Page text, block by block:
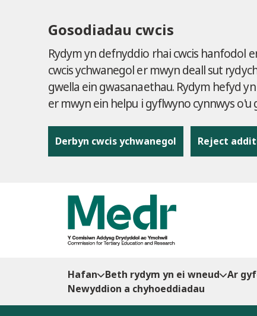
Gosodiadau cwcis
Rydym yn defnyddio rhai cwcis hanfodol
cwcis ychwanegol er mwyn deall sut
gwella ein gwasanaethau. Rydym hefyd
er mwyn ein helpu i gyflwyno cynnwys o'u
Derbyn cwcis ychwanegol Reject
Hafan Beth rydym yn ei wneud Ar
Newyddion a chyhoeddiadau